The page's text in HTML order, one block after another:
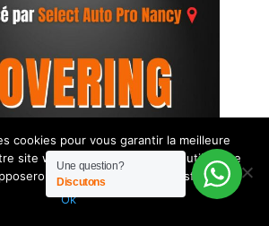
Une question?
Discutons
cookies pour vous garantir la meilleure
site web. Si vous continuez à utiliser ce
que vous en êtes satisfait.
Ok